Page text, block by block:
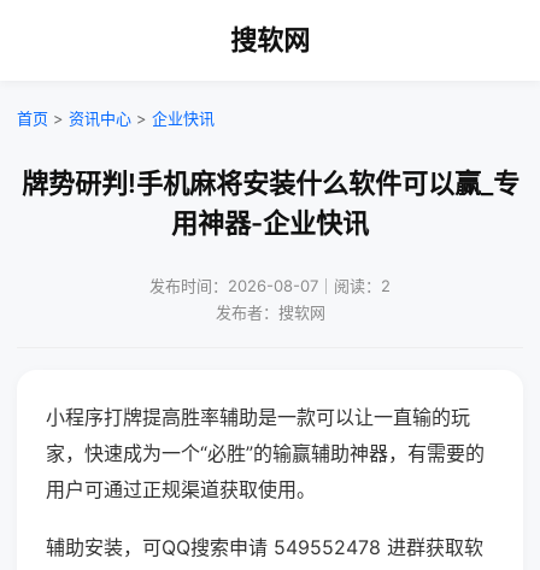
搜软网
首页 > 资讯中心 > 企业快讯
牌势研判!手机麻将安装什么软件可以赢_专
用神器-企业快讯
发布时间：2026-08-07｜阅读：2
发布者：搜软网
小程序打牌提高胜率辅助是一款可以让一直输的玩
家，快速成为一个“必胜”的输赢辅助神器，有需要的
用户可通过正规渠道获取使用。
辅助安装，可QQ搜索申请 549552478 进群获取软